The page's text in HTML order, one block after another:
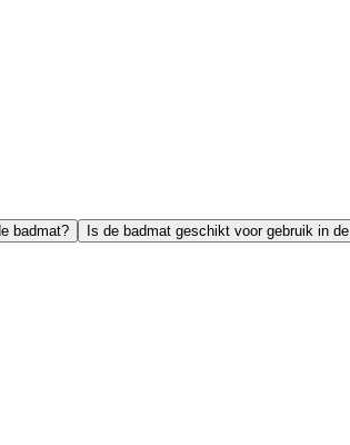
badmat? Is de badmat geschikt voor gebruik in